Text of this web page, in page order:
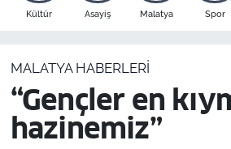
Kültür Asayiş Malatya Spor
MALATYA HABERLERI
“Gençler en
hazinemiz”
Resmi İlanlar
Son Dakika Haberleri
Haber Arşivi